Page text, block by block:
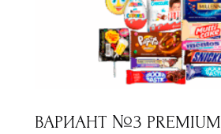
ВАРИАНТ №3 PREMIUM